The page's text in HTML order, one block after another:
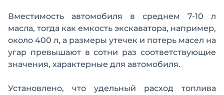
Вместимость автомобиля в среднем 7-10 л
масла, тогда как емкость экскаватора, например,
около 400 л, а размеры утечек и потерь масел на
угар превышают в сотни раз соответствующие
значения, характерные для автомобиля.
Установлено, что удельный расход топлива